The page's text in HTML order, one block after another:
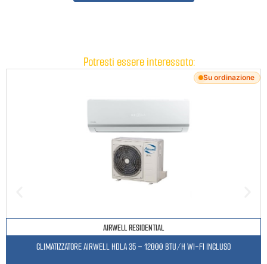
Potresti essere interessato:
Su ordinazione
AIRWELL RESIDENTIAL
CLIMATIZZATORE AIRWELL HDLA 35 – 12000 BTU/H WI-FI INCLUSO